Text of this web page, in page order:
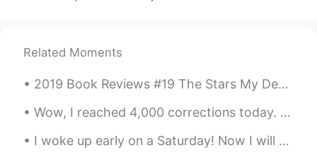
MARIMARIMARIMARI
@Metz ✌音声入れといたよ〜
Metz 2021.03.31 23:02
EN
Related Moments
2019 Book Reviews #19 The Stars My Destination by Alfred Bester. Every once in a while it's pos...
Wow, I reached 4,000 corrections today. 😅, I remember when I reached 1,000 and 2,000 I made mome...
I woke up early on a Saturday! Now I will search for an apartment and drink coffee in my bed a l...